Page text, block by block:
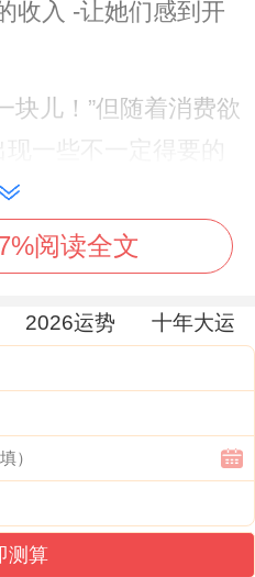
收入 -让她们感到开
块儿！”但随着消费欲
一些不一定得要的
理性消费。
会说不定会渐渐增
慎选择投资项目、避
来经济损失。
不能冲动！”
情；
阅读全文
2026运势 十年大运
测算